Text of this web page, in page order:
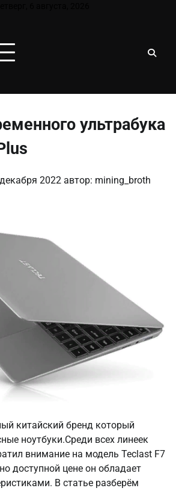
ультрабука
2022 автор: mining_broth
китайский бренд который
ноутбуки.Среди всех линеек
внимание на модель Teclast F7
доступной цене он обладает
В статье разберём